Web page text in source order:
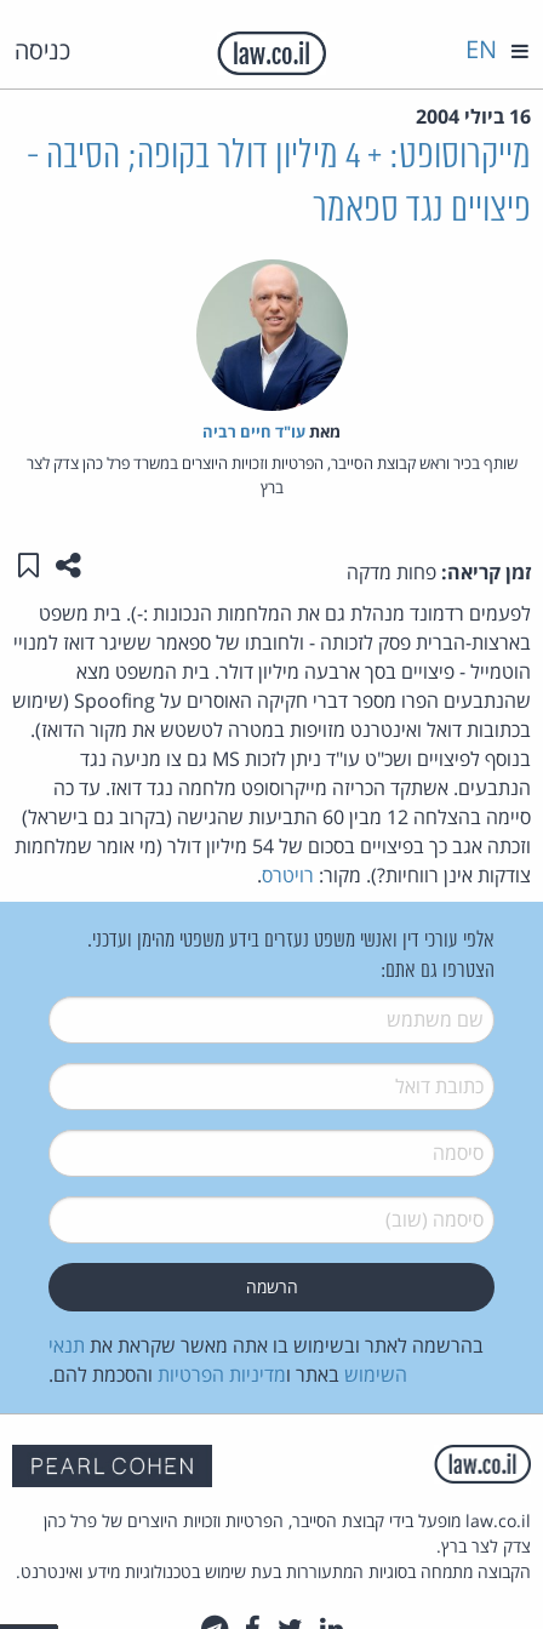
כניסה EN
16 ביולי 2004
מייקרוסופט: + 4 מיליון דולר בקופה; הסיבה -
פיצויים נגד ספאמר
מאת‏עו"ד חיים רביה
שותף בכיר וראש קבוצת הסייבר, הפרטיות וזכויות היוצרים במשרד פרל כהן צדק לצר
ברץ
זמן קריאה: פחות מדקה שתפו
לפעמים רדמונד מנהלת גם את המלחמות הנכונות :-). בית משפט
בארצות-הברית פסק לזכותה - ולחובתו של ספאמר ששיגר דואז למנויי
הוטמייל - פיצויים בסך ארבעה מיליון דולר. בית המשפט מצא
שהנתבעים הפרו מספר דברי חקיקה האוסרים על Spoofing (שימוש
בכתובות דואל ואינטרנט מזויפות במטרה לטשטש את מקור הדואז).
בנוסף לפיצויים ושכ"ט עו"ד ניתן לזכות MS גם צו מניעה נגד
הנתבעים. אשתקד הכריזה מייקרוסופט מלחמה נגד דואז. עד כה
סיימה בהצלחה 12 מבין 60 התביעות שהגישה (בקרוב גם בישראל)
וזכתה אגב כך בפיצויים בסכום של 54 מיליון דולר (מי אומר שמלחמות
צודקות אינן רווחיות?). מקור: רויטרס.
אלפי עורכי דין ואנשי משפט נעזרים בידע משפטי מהימן ועדכני.
הצטרפו גם אתם:
שם משתמש*
דואל*
סיסמה*
סיסמה (שוב)*
בהרשמה לאתר ובשימוש בו אתה מאשר שקראת את תנאי
השימוש באתר ומדיניות הפרטיות והסכמת להם.
law.co.il מופעל בידי קבוצת הסייבר, הפרטיות וזכויות היוצרים של פרל כהן
צדק לצר ברץ.
הקבוצה מתמחה בסוגיות המתעוררות בעת שימוש בטכנולוגיות מידע ואינטרנט.